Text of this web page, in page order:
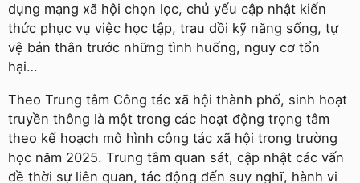
dụng mạng xã hội chọn lọc, chủ yếu cập nhật kiến
thức phục vụ việc học tập, trau dồi kỹ năng sống, tự
vệ bản thân trước những tình huống, nguy cơ tổn
hại…
Theo Trung tâm Công tác xã hội thành phố, sinh hoạt
truyền thông là một trong các hoạt động trọng tâm
theo kế hoạch mô hình công tác xã hội trong trường
học năm 2025. Trung tâm quan sát, cập nhật các vấn
đề thời sự liên quan, tác động đến suy nghĩ, hành vi